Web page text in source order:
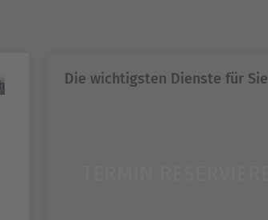
Die wichtigsten Dienste für Sie